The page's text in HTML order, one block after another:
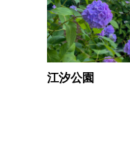
江汐公園